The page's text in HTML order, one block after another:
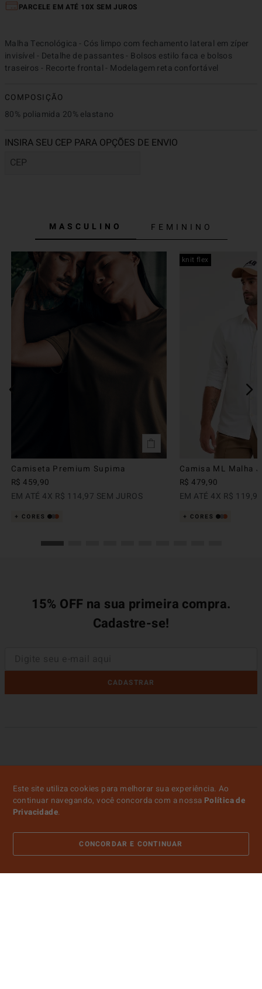
PARCELE EM ATÉ 10X SEM JUROS
Malha Tecnológica - Cós limpo com fechamento lateral em zíper
invisível - Detalhe de passantes - Bolsos estilo faca e bolsos
traseiros - Recorte frontal - Modelagem reta confortável
COMPOSIÇÃO
80% poliamida 20% elastano
MASCULINO FEMININO
Camiseta Premium Supima
R$ 459,90
EM ATÉ 4X R$ 114,97 SEM JUROS
knit flex
Camisa ML Malha
R$ 479,90
EM ATÉ 4X R$ 119,
15% OFF na sua primeira compra.
Cadastre-se!
CADASTRAR
Este site utiliza cookies para melhorar sua experiência. Ao
continuar navegando, você concorda com a nossa Política de
Privacidade.
CONCORDAR E CONTINUAR